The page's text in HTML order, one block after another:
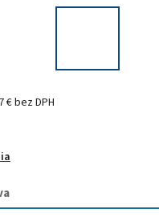
€ bez DPH